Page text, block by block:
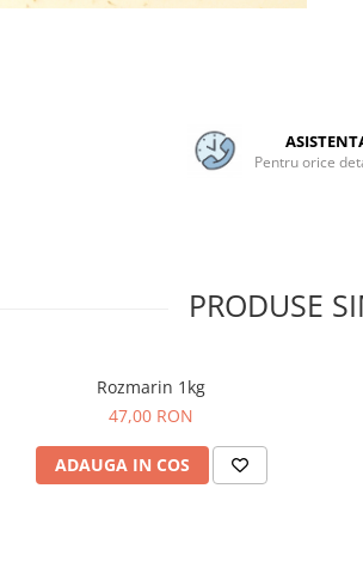
Pentru orice
PRODUSE
Rozmarin 1kg
47,00 RON
ADAUGA IN COS